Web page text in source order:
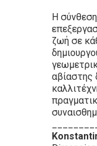
Η
ζωή σε
αβίαστης